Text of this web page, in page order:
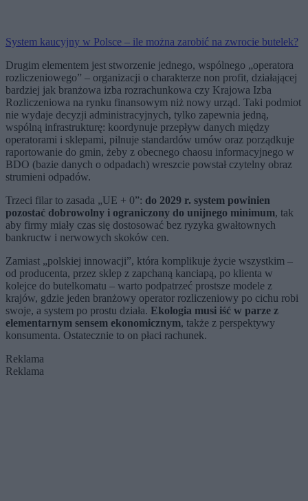
System kaucyjny w Polsce – ile można zarobić na zwrocie butelek?
Drugim elementem jest stworzenie jednego, wspólnego „operatora
rozliczeniowego” – organizacji o charakterze non profit, działającej
bardziej jak branżowa izba rozrachunkowa czy Krajowa Izba
Rozliczeniowa na rynku finansowym niż nowy urząd. Taki podmiot
nie wydaje decyzji administracyjnych, tylko zapewnia jedną,
wspólną infrastrukturę: koordynuje przepływ danych między
operatorami i sklepami, pilnuje standardów umów oraz porządkuje
raportowanie do gmin, żeby z obecnego chaosu informacyjnego w
BDO (bazie danych o odpadach) wreszcie powstał czytelny obraz
strumieni odpadów.
Trzeci filar to zasada „UE + 0”: do 2029 r. system powinien
pozostać dobrowolny i ograniczony do unijnego minimum, tak
aby firmy miały czas się dostosować bez ryzyka gwałtownych
bankructw i nerwowych skoków cen.
Zamiast „polskiej innowacji”, która komplikuje życie wszystkim –
od producenta, przez sklep z zapchaną kanciapą, po klienta w
kolejce do butelkomatu – warto podpatrzeć prostsze modele z
krajów, gdzie jeden branżowy operator rozliczeniowy po cichu robi
swoje, a system po prostu działa. Ekologia musi iść w parze z
elementarnym sensem ekonomicznym, także z perspektywy
konsumenta. Ostatecznie to on płaci rachunek.
Reklama
Reklama